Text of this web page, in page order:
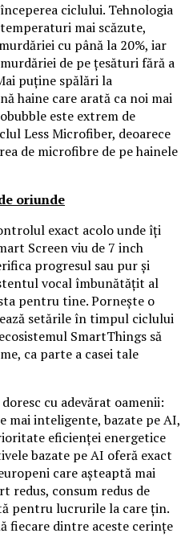
ciclului. Tehnologia
mai scăzute,
cu până la 20%, iar
de pe țesături fără a
puține spălări la
haine care arată ca noi mai
este extrem de
Less Microfiber, deoarece
de microfibre de pe hainele
oriunde
exact acolo unde îți
Screen viu de 7 inch
progresul sau pur și
vocal îmbunătățit al
pentru tine. Pornește o
setările în timpul ciclului
SmartThings să
ca parte a casei tale
cu adevărat oamenii:
mai inteligente, bazate pe AI,
eficienței energetice
bazate pe AI oferă exact
care așteaptă mai
redus, consum redus de
pentru lucrurile la care țin.
fiecare dintre aceste cerințe